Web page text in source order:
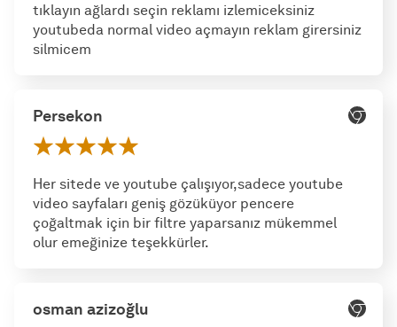
tıklayın ağlardı seçin reklamı izlemiceksiniz
youtubeda normal video açmayın reklam girersiniz
silmicem
Persekon
Her sitede ve youtube çalışıyor,sadece youtube
video sayfaları geniş gözüküyor pencere
çoğaltmak için bir filtre yaparsanız mükemmel
olur emeğinize teşekkürler.
osman azizoğlu